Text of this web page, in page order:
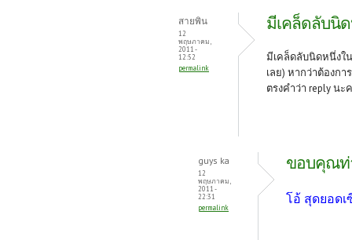
สายพิน
12
พฤษภาคม,
2011 -
12:52
permalink
มีเคล็ดลับนิ
มีเคล็ดลับนิดหนึ่งใ
เลย) หากว่าต้องก
ตรงคำว่า reply นะ
guys ka
12
พฤษภาคม,
2011 -
22:31
permalink
ขอบคุณท่
โอ้ สุดยอด